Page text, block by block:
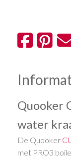
Quooker
water
De Quooker
met PRO3